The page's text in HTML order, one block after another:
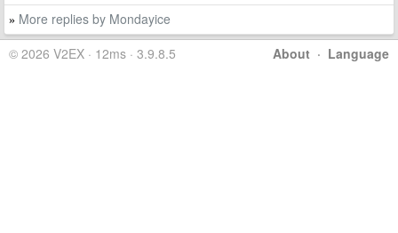
» More replies by Mondayice
About · Language
© 2026 V2EX · 12ms · 3.9.8.5